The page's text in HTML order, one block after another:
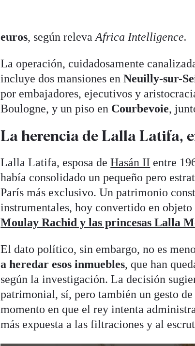
euros, según relevaAfrica Intelligence.
La operación, cuidadosamente
incluye dos mansiones en Neuilly-sur-
por embajadores, ejecutivos y
Boulogne, y un piso en Courbevoie,
La herencia de Lalla Latifa,
Lalla Latifa, esposa deHasán II entre
había consolidado un pequeño pero
París más exclusivo. Un patrimonio
instrumentales, hoy convertido en objeto
Moulay Rachid y las princesas Lalla
El dato político, sin embargo, no es
a heredar esos inmuebles, que han
según la investigación. La decisión
patrimonial, sí, pero también un gesto
momento en que el rey intenta
más expuesta a las filtraciones y al